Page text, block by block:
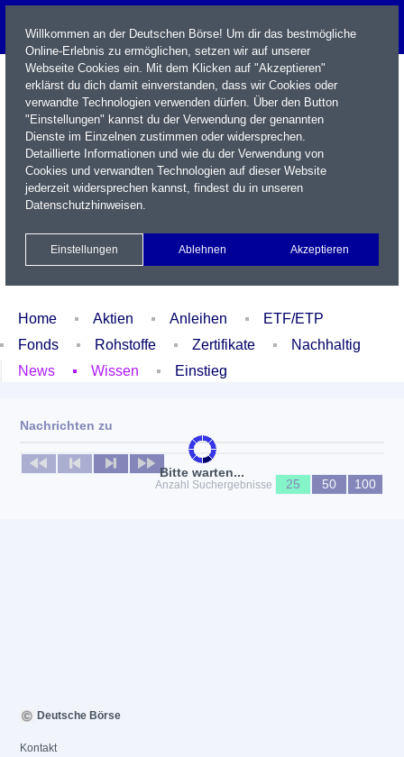
Name / WKN / ISIN / Kürzel
Xetra Realtime
Watchlist Portfolio Login
Home Aktien Anleihen
ETF/ETP
Fonds
Rohstoffe Zertifikate
Nachhaltig
News
Wissen Einstieg
Bitte warten...
Nachrichten zu
Keine News verfügbar
Anzahl Suchergebnisse
25 50 100
Willkommen an der Deutschen Börse! Um dir das bestmögliche
Online-Erlebnis zu ermöglichen, setzen wir auf unserer
Webseite Cookies ein. Mit dem Klicken auf "Akzeptieren"
erklärst du dich damit einverstanden, dass wir Cookies oder
verwandte Technologien verwenden dürfen. Über den Button
"Einstellungen" kannst du der Verwendung der genannten
Dienste im Einzelnen zustimmen oder widersprechen.
Detaillierte Informationen und wie du der Verwendung von
Cookies und verwandten Technologien auf dieser Website
jederzeit widersprechen kannst, findest du in unseren
Datenschutzhinweisen.
Einstellungen Ablehnen Akzeptieren
Deutsche Börse
Kontakt